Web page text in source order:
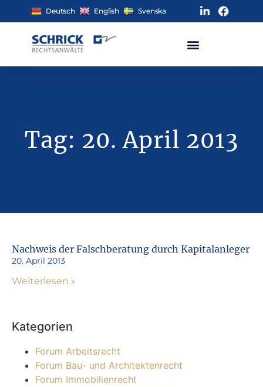
Deutsch English Svenska
Tag: 20. April 2013
Nachweis der Falschberatung durch Kapitalanleger
20. April 2013
Weiterlesen »
Kategorien
Forum Arbeitsrecht
Forum Bau- und Architektenrecht
Forum Immobilienrecht